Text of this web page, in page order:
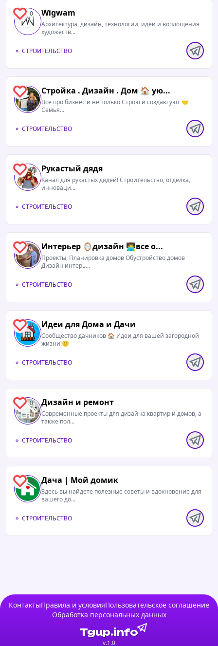
0 Wigwam
Архитектура, дизайн, технологии, идеи и воплощения
художеств...
СТРОИТЕЛЬСТВО
0 Стройка . Дизайн . Дом 🏠 ую...
Все про бизнес и не только Строю и создаю уют 🤝
Семья...
СТРОИТЕЛЬСТВО
0 Рукастый дядя
Канал для рукастых дядей! Строительство, отделка,
инноваци...
СТРОИТЕЛЬСТВО
0 Интерьер 🪞дизайн 👨‍💻все о...
Проекты, Планировка домов Обустройство домов
Дизайн интерь...
СТРОИТЕЛЬСТВО
0 Идеи для Дома и Дачи
Сообщество дачников 🏠 Идеи для вашей загородной
жизни!🙂
СТРОИТЕЛЬСТВО
0 Дизайн и ремонт
Современные проекты для дизайна квартир и домов, а
также пол...
СТРОИТЕЛЬСТВО
0 Дача | Мой домик
Здесь вы найдете полезные советы и вдохновение для
вашего до...
СТРОИТЕЛЬСТВО
КонтактыПравила и условияПользовательское соглашение
Обработка персональных данных
Tgup.info
v.1.0